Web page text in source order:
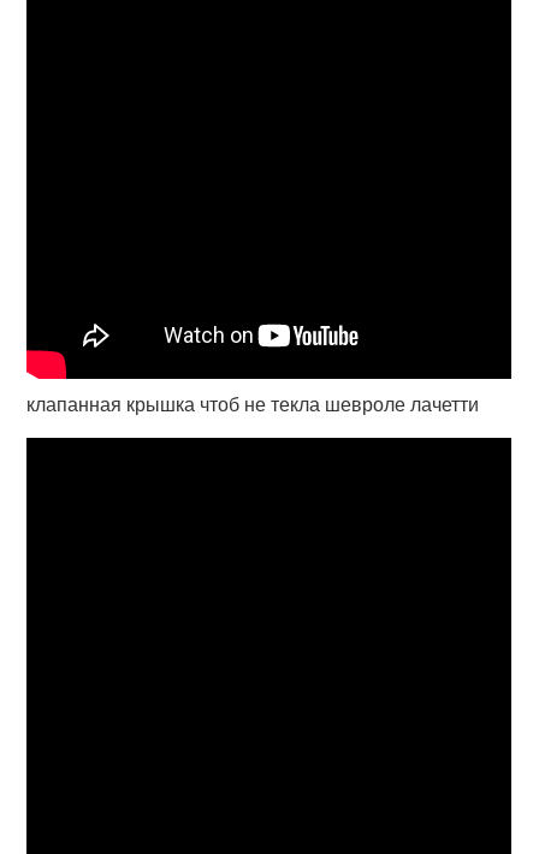
клапанная крышка чтоб не текла шевроле лачетти